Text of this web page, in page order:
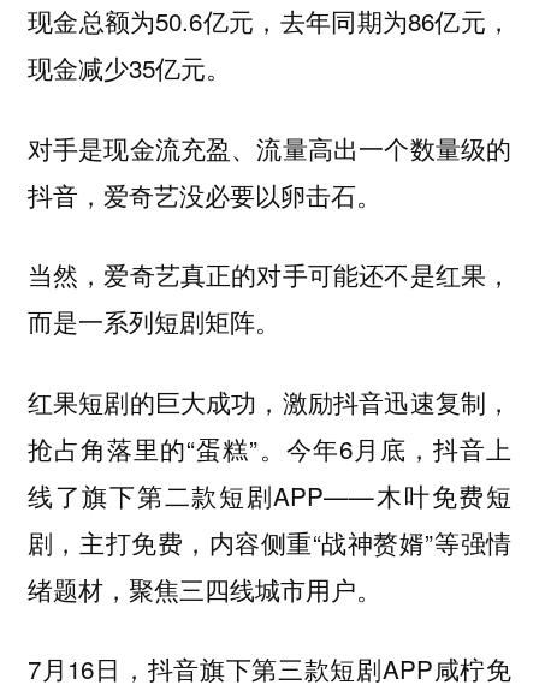
现金总额为50.6亿元，去年同期为86亿元，
现金减少35亿元。
对手是现金流充盈、流量高出一个数量级的
抖音，爱奇艺没必要以卵击石。
当然，爱奇艺真正的对手可能还不是红果，
而是一系列短剧矩阵。
红果短剧的巨大成功，激励抖音迅速复制，
抢占角落里的“蛋糕”。今年6月底，抖音上
线了旗下第二款短剧APP——木叶免费短
剧，主打免费，内容侧重“战神赘婿”等强情
绪题材，聚焦三四线城市用户。
7月16日，抖音旗下第三款短剧APP咸柠免